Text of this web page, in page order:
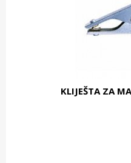
KLIJEŠTA ZA